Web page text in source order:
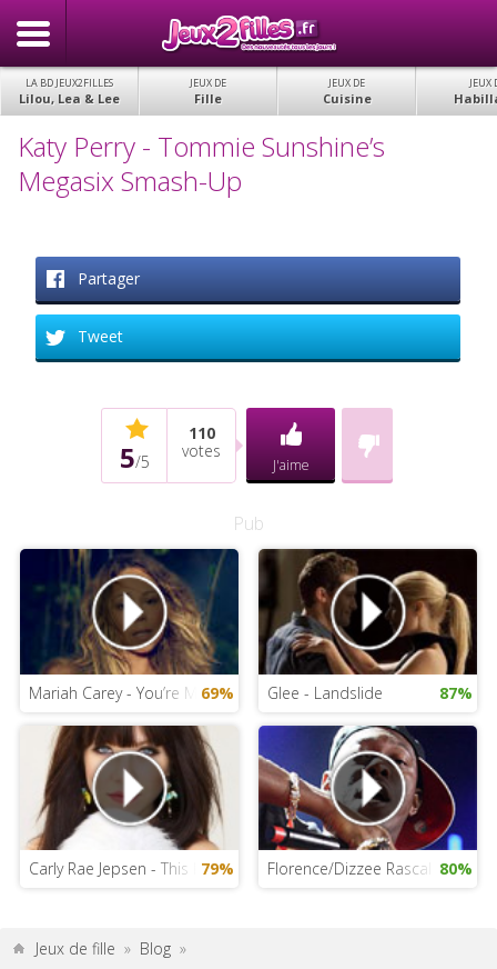
LA BD JEUX2FILLES
Lilou, Lea & Lee
JEUX DE
Fille
JEUX DE
Cuisine
JEUX
Katy Perry - Tommie Sunshine’s
Megasix Smash-Up
Partager
Tweet
5/5
110
votes
J'aime
Pub
Mariah Carey - You’re Mine (Eternal)
69% Glee - Landslide 87%
Carly Rae Jepsen - This Kiss avec paroles
79% Florence/Dizzee Rascal - You
80%
Jeux de fille » Blog »